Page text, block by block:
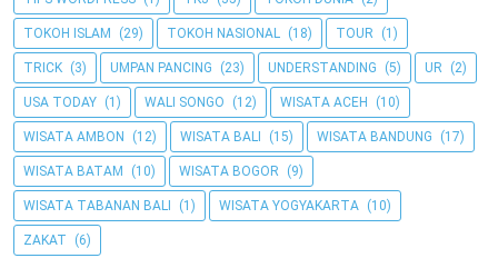
TOKOH ISLAM (29) TOKOH NASIONAL (18) TOUR (1)
TRICK (3) UMPAN PANCING (23) UNDERSTANDING (5) UR (2)
USA TODAY (1) WALI SONGO (12) WISATA ACEH (10)
WISATA AMBON (12) WISATA BALI (15) WISATA BANDUNG (17)
WISATA BATAM (10) WISATA BOGOR (9)
WISATA TABANAN BALI (1) WISATA YOGYAKARTA (10)
ZAKAT (6)